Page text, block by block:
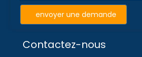
envoyer une demande
Contactez-nous